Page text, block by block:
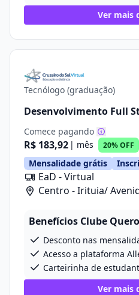
Ver mais
Tecnólogo (graduação)
Desenvolvimento Full
Comece pagando
R$ 183,92 | mês 20% OFF
Mensalidade grátis
EaD - Virtual
Centro - Irituia/
Benefícios Clube Quero
Desconto nas
Acesso a plataforma
Carteirinha de
Ver mais